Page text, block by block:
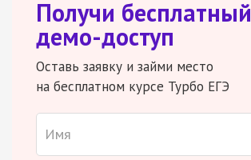
Получи бесплатный
демо-доступ
Оставь заявку и займи место
на бесплатном курсе Турбо ЕГЭ